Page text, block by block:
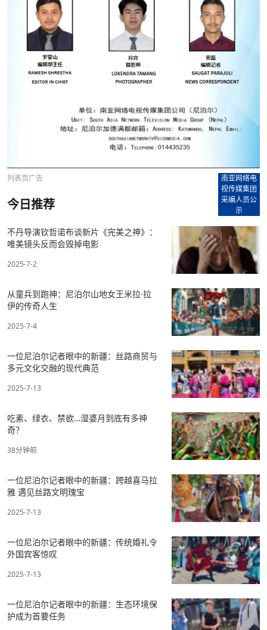
列表页广告
南亚网络电
视传媒集团
采编人员公
示
今日推荐
不丹导演钦哲诺布谈新片《完美之神》：
唯美镜头反而会毁掉电影
2025-7-2
从童兵到跑神：尼泊尔山地女王米拉·拉
伊的传奇人生
2025-7-4
一位尼泊尔记者眼中的新疆：丝路商贸与
多元文化交融的现代典范
2025-7-13
吃素、绿衣、禁欲…湿婆月到底有多神
奇？
38分钟前
一位尼泊尔记者眼中的新疆：跨越喜马拉
雅 遇见丝路文明瑰宝
2025-7-13
一位尼泊尔记者眼中的新疆：传统婚礼令
外国宾客惊叹
2025-7-13
一位尼泊尔记者眼中的新疆：生态环境保
护成为首要任务